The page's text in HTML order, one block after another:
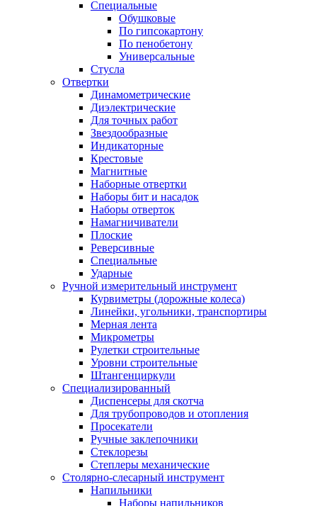
Специальные
Обушковые
По гипсокартону
По пенобетону
Универсальные
Стусла
Отвертки
Динамометрические
Диэлектрические
Для точных работ
Звездообразные
Индикаторные
Крестовые
Магнитные
Наборные отвертки
Наборы бит и насадок
Наборы отверток
Намагничиватели
Плоские
Реверсивные
Специальные
Ударные
Ручной измерительный инструмент
Курвиметры (дорожные колеса)
Линейки, угольники, транспортиры
Мерная лента
Микрометры
Рулетки строительные
Уровни строительные
Штангенциркули
Специализированный
Диспенсеры для скотча
Для трубопроводов и отопления
Просекатели
Ручные заклепочники
Стеклорезы
Степлеры механические
Столярно-слесарный инструмент
Напильники
Наборы напильников